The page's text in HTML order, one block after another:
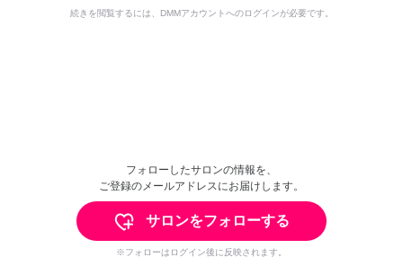
続きを閲覧するには、DMMアカウントへのログインが必要です。
フォローしたサロンの情報を、
ご登録のメールアドレスにお届けします。
サロンをフォローする
※フォローはログイン後に反映されます。